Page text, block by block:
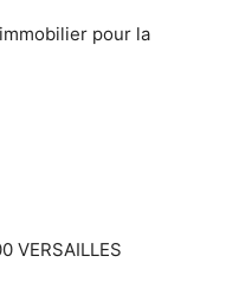
pour la
VERSAILLES